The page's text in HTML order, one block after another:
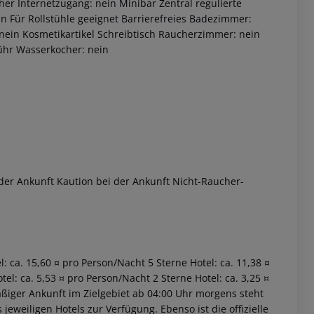
Internetzugang: nein Minibar Zentral regulierte
Für Rollstühle geeignet Barrierefreies Badezimmer:
Kosmetikartikel Schreibtisch Raucherzimmer: nein
Wasserkocher: nein
Ankunft Kaution bei der Ankunft Nicht-Raucher-
15,60 ¤ pro Person/Nacht 5 Sterne Hotel: ca. 11,38 ¤
ca. 5,53 ¤ pro Person/Nacht 2 Sterne Hotel: ca. 3,25 ¤
Ankunft im Zielgebiet ab 04:00 Uhr morgens steht
Hotels zur Verfügung. Ebenso ist die offizielle